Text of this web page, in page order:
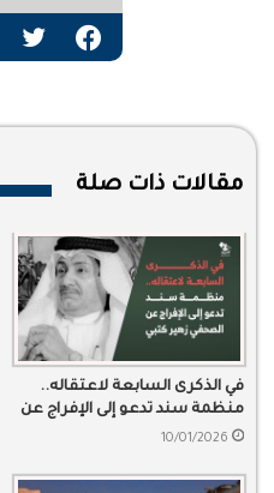
فيسبوك تويتر
مقالات ذات صلة
في الذكرى السابعة لاعتقاله..
منظمة سند تدعو إلى الإفراج عن
الصحفي زهير كتبي
10/01/2026